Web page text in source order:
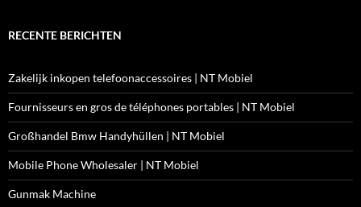
RECENTE BERICHTEN
Zakelijk inkopen telefoonaccessoires | NT Mobiel
Fournisseurs en gros de téléphones portables | NT Mobiel
Großhandel Bmw Handyhüllen | NT Mobiel
Mobile Phone Wholesaler | NT Mobiel
Gunmak Machine